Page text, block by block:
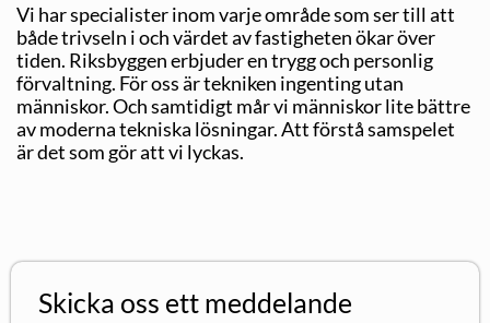
Vi har specialister inom varje område som ser till att
både trivseln i och värdet av fastigheten ökar över
tiden. Riksbyggen erbjuder en trygg och personlig
förvaltning. För oss är tekniken ingenting utan
människor. Och samtidigt mår vi människor lite bättre
av moderna tekniska lösningar. Att förstå samspelet
är det som gör att vi lyckas.
Skicka oss ett meddelande